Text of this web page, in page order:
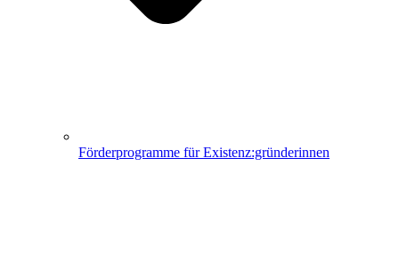
Förderprogramme für Existenz:gründerinnen